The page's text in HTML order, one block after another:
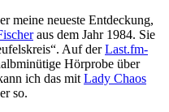
meine neueste Entdeckung,
aus dem Jahr 1984. Sie
Auf derLast.fm-
Hörprobe über
ich das mit Lady Chaos
so.